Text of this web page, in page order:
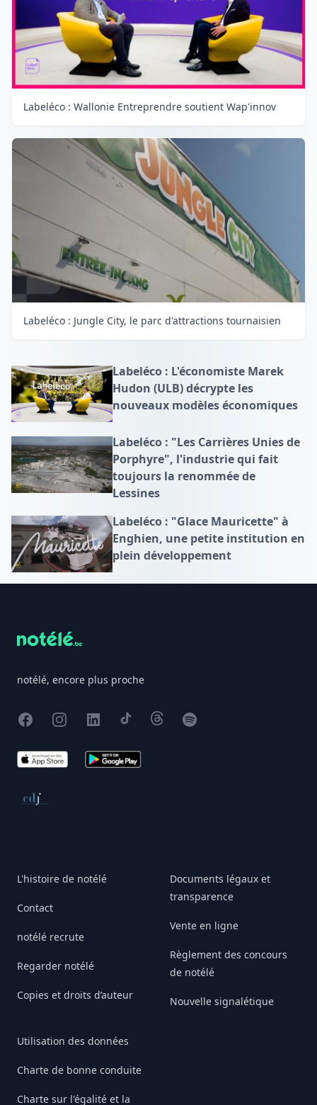
Labeléco : Wallonie Entreprendre soutient Wap'innov
Labeléco : Jungle City, le parc d'attractions tournaisien
Labeléco : L'économiste Marek
Hudon (ULB) décrypte les
nouveaux modèles économiques
Labeléco : "Les Carrières Unies de
Porphyre", l'industrie qui fait
toujours la renommée de
Lessines
Labeléco : "Glace Mauricette" à
Enghien, une petite institution en
plein développement
notélé, encore plus proche
FacebookInstagram
X TikTokThreadsSpotify
App Store Google Play
Conseil de déontologie journalistique
L'histoire de notélé
Contact
notélé recrute
Regarder notélé
Copies et droits d’auteur
Utilisation des données
Charte de bonne conduite
Charte sur l'égalité et la
Documents légaux et
transparence
Vente en ligne
Règlement des concours
de notélé
Nouvelle signalétique